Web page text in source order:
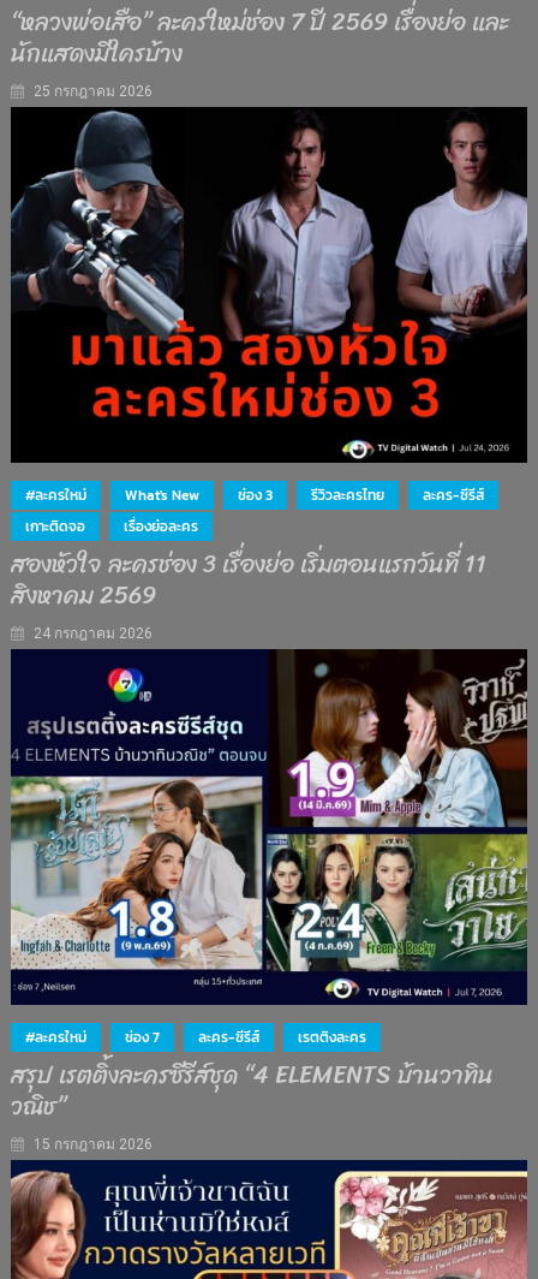
“หลวงพ่อเสือ” ละครใหม่ช่อง 7 ปี 2569 เรื่องย่อ และ
นักแสดงมีใครบ้าง
25 กรกฎาคม 2026
#ละครใหม่ What's New ช่อง 3 รีวิวละครไทย
ละคร-ซีรีส์
เกาะติดจอ
เรื่องย่อละคร
สองหัวใจ ละครช่อง 3 เรื่องย่อ เริ่มตอนแรกวันที่ 11
สิงหาคม 2569
24 กรกฎาคม 2026
#ละครใหม่ ช่อง 7 ละคร-ซีรีส์ เรตติงละคร
สรุป เรตติ้งละครซีรีส์ชุด “4 ELEMENTS บ้านวาทิน
วณิช”
15 กรกฎาคม 2026